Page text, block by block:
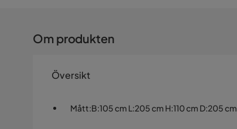
Om produkten
Översikt
Mått:B:105 cm L:205 cm H:110 cm D:205 cm